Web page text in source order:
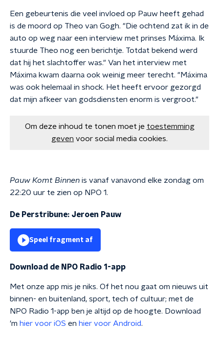
Een gebeurtenis die veel invloed op Pauw heeft gehad
is de moord op Theo van Gogh. "Die ochtend zat ik in de
auto op weg naar een interview met prinses Máxima. Ik
stuurde Theo nog een berichtje. Totdat bekend werd
dat hij het slachtoffer was." Van het interview met
Máxima kwam daarna ook weinig meer terecht. "Máxima
was ook helemaal in shock. Het heeft ervoor gezorgd
dat mijn afkeer van godsdiensten enorm is vergroot."
Om deze inhoud te tonen moet je toestemming
geven voor social media cookies.
Pauw Komt Binnen is vanaf vanavond elke zondag om
22:20 uur te zien op NPO 1.
De Perstribune: Jeroen Pauw
Speel fragment af
Download de NPO Radio 1-app
Met onze app mis je niks. Of het nou gaat om nieuws uit
binnen- en buitenland, sport, tech of cultuur; met de
NPO Radio 1-app ben je altijd op de hoogte. Download
'm hier voor iOS en hier voor Android.